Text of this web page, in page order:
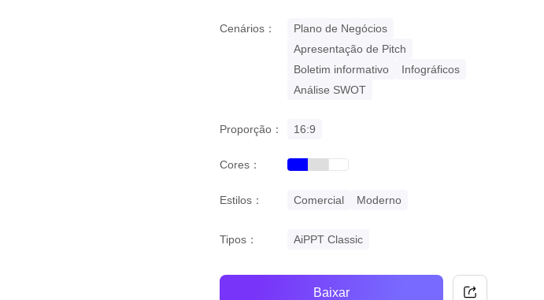
Cenários：
Plano de Negócios
Apresentação de Pitch
Boletim informativo
Infográficos
Análise SWOT
Proporção： 16:9
Cores： bluegreywhite
Estilos： Comercial Moderno
Tipos： AiPPT Classic
Baixar